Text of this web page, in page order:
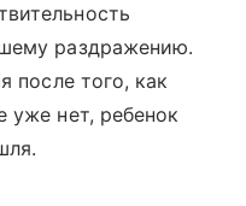
раздражению.
после того, как
уже нет, ребенок